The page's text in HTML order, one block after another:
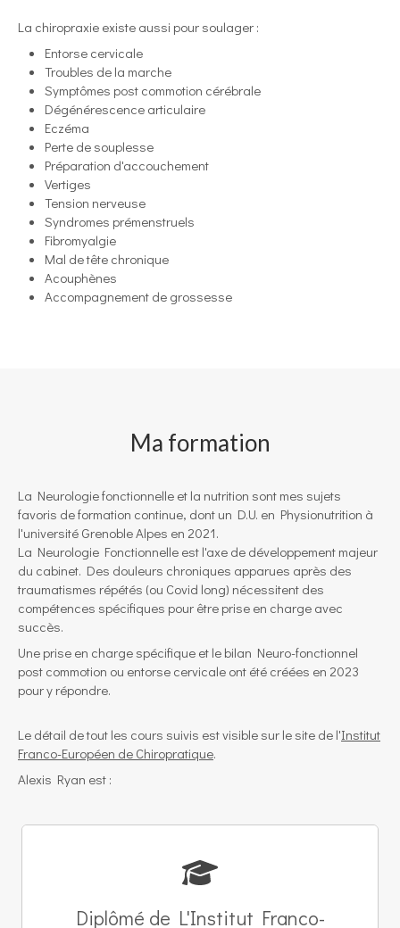
La chiropraxie existe aussi pour soulager :
Entorse cervicale
Troubles de la marche
Symptômes post commotion cérébrale
Dégénérescence articulaire
Eczéma
Perte de souplesse
Préparation d'accouchement
Vertiges
Tension nerveuse
Syndromes prémenstruels
Fibromyalgie
Mal de tête chronique
Acouphènes
Accompagnement de grossesse
Ma formation
La Neurologie fonctionnelle et la nutrition sont mes sujets
favoris de formation continue, dont un D.U. en Physionutrition à
l'université Grenoble Alpes en 2021.
La Neurologie Fonctionnelle est l'axe de développement majeur
du cabinet. Des douleurs chroniques apparues après des
traumatismes répétés (ou Covid long) nécessitent des
compétences spécifiques pour être prise en charge avec
succès.
Une prise en charge spécifique et le bilan Neuro-fonctionnel
post commotion ou entorse cervicale ont été créées en 2023
pour y répondre.
Le détail de tout les cours suivis est visible sur le site de l'Institut
Franco-Européen de Chiropratique.
Alexis Ryan est :
Diplômé de L'Institut Franco-